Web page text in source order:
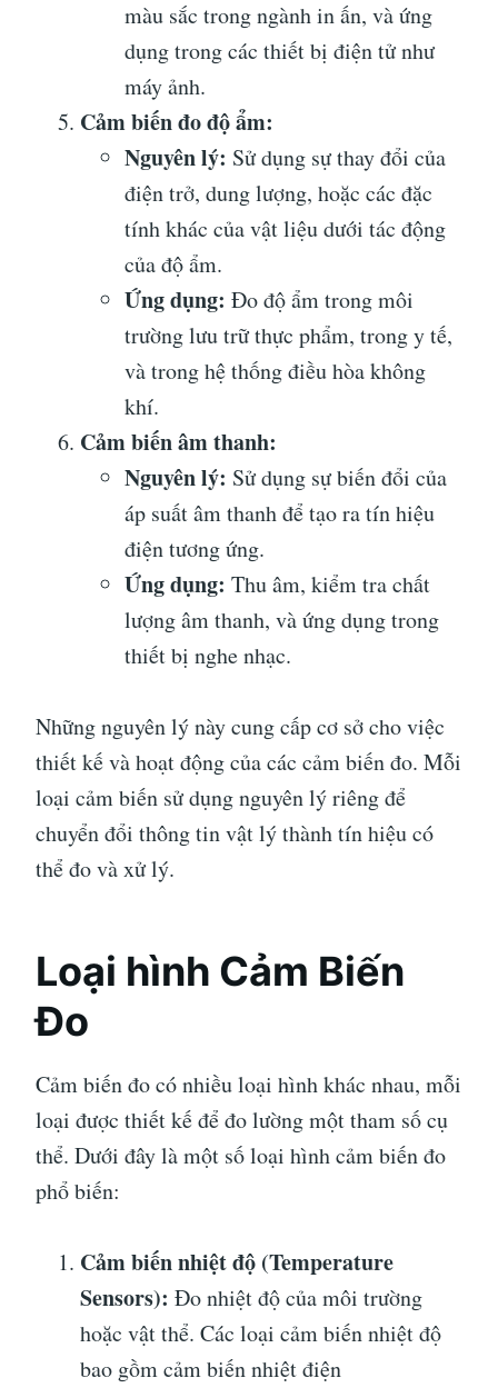
màu sắc trong ngành in ấn, và ứng
dụng trong các thiết bị điện tử như
máy ảnh.
Cảm biến đo độ ẩm:
Nguyên lý: Sử dụng sự thay đổi của
điện trở, dung lượng, hoặc các đặc
tính khác của vật liệu dưới tác động
của độ ẩm.
Ứng dụng: Đo độ ẩm trong môi
trường lưu trữ thực phẩm, trong y tế,
và trong hệ thống điều hòa không
khí.
Cảm biến âm thanh:
Nguyên lý: Sử dụng sự biến đổi của
áp suất âm thanh để tạo ra tín hiệu
điện tương ứng.
Ứng dụng: Thu âm, kiểm tra chất
lượng âm thanh, và ứng dụng trong
thiết bị nghe nhạc.
Những nguyên lý này cung cấp cơ sở cho việc
thiết kế và hoạt động của các cảm biến đo. Mỗi
loại cảm biến sử dụng nguyên lý riêng để
chuyển đổi thông tin vật lý thành tín hiệu có
thể đo và xử lý.
Loại hình Cảm Biến
Đo
Cảm biến đo có nhiều loại hình khác nhau, mỗi
loại được thiết kế để đo lường một tham số cụ
thể. Dưới đây là một số loại hình cảm biến đo
phổ biến:
Cảm biến nhiệt độ (Temperature
Sensors): Đo nhiệt độ của môi trường
hoặc vật thể. Các loại cảm biến nhiệt độ
bao gồm cảm biến nhiệt điện